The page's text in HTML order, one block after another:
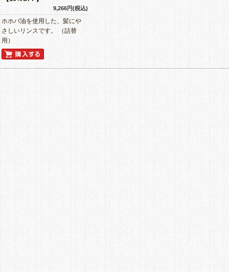
9,266円(税込)
ホホバ油を使用した、髪にや
さしいリンスです。 （詰替
用）